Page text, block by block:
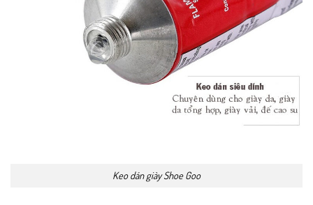
Keo dán giày Shoe Goo